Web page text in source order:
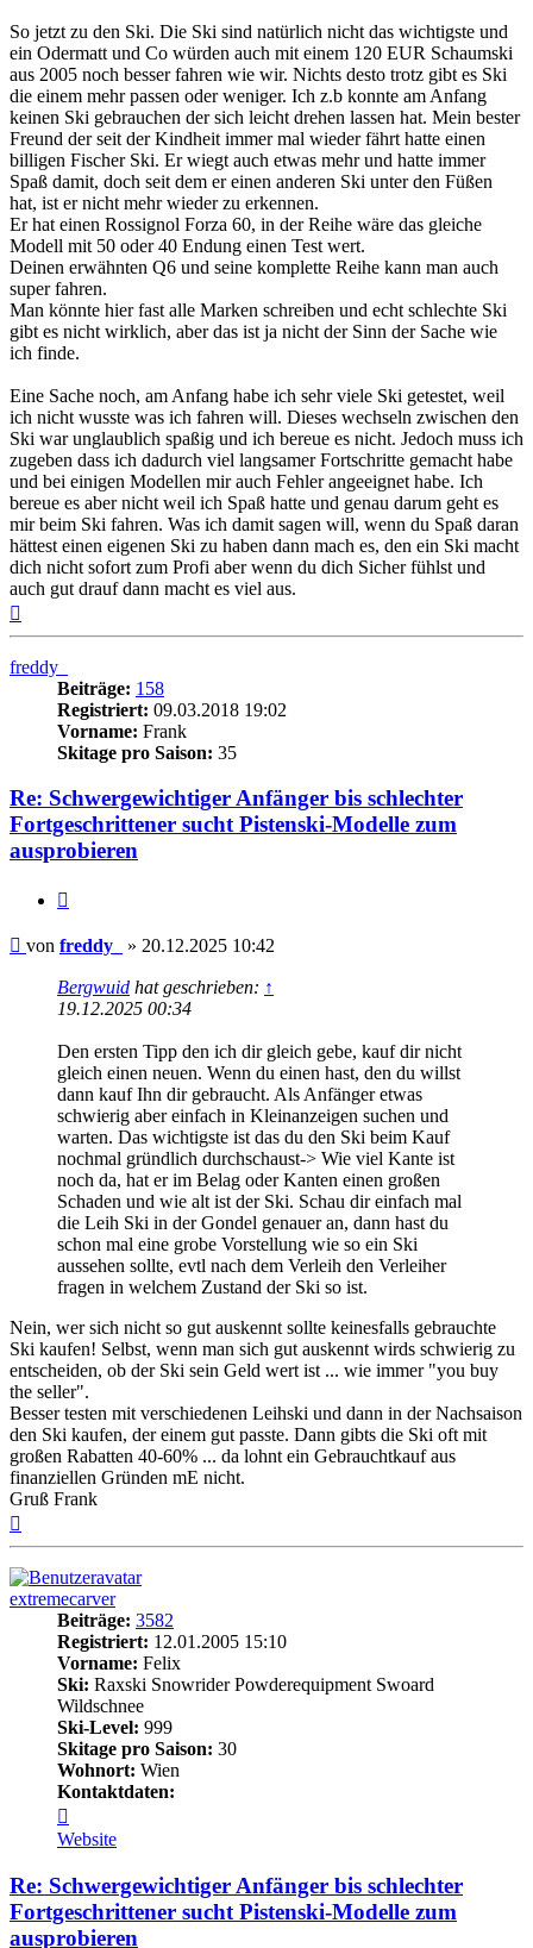
So jetzt zu den Ski. Die Ski sind natürlich nicht das wichtigste und
ein Odermatt und Co würden auch mit einem 120 EUR Schaumski
aus 2005 noch besser fahren wie wir. Nichts desto trotz gibt es Ski
die einem mehr passen oder weniger. Ich z.b konnte am Anfang
keinen Ski gebrauchen der sich leicht drehen lassen hat. Mein bester
Freund der seit der Kindheit immer mal wieder fährt hatte einen
billigen Fischer Ski. Er wiegt auch etwas mehr und hatte immer
Spaß damit, doch seit dem er einen anderen Ski unter den Füßen
hat, ist er nicht mehr wieder zu erkennen.
Er hat einen Rossignol Forza 60, in der Reihe wäre das gleiche
Modell mit 50 oder 40 Endung einen Test wert.
Deinen erwähnten Q6 und seine komplette Reihe kann man auch
super fahren.
Man könnte hier fast alle Marken schreiben und echt schlechte Ski
gibt es nicht wirklich, aber das ist ja nicht der Sinn der Sache wie
ich finde.
Eine Sache noch, am Anfang habe ich sehr viele Ski getestet, weil
ich nicht wusste was ich fahren will. Dieses wechseln zwischen den
Ski war unglaublich spaßig und ich bereue es nicht. Jedoch muss ich
zugeben dass ich dadurch viel langsamer Fortschritte gemacht habe
und bei einigen Modellen mir auch Fehler angeeignet habe. Ich
bereue es aber nicht weil ich Spaß hatte und genau darum geht es
mir beim Ski fahren. Was ich damit sagen will, wenn du Spaß daran
hättest einen eigenen Ski zu haben dann mach es, den ein Ski macht
dich nicht sofort zum Profi aber wenn du dich Sicher fühlst und
auch gut drauf dann macht es viel aus.
freddy_
Beiträge: 158
Registriert: 09.03.2018 19:02
Vorname: Frank
Skitage pro Saison: 35
Re: Schwergewichtiger Anfänger bis schlechter
Fortgeschrittener sucht Pistenski-Modelle zum
ausprobieren
Beitrag
von freddy_ » 20.12.2025 10:42
Bergwuid hat geschrieben: ↑
19.12.2025 00:34
Den ersten Tipp den ich dir gleich gebe, kauf dir nicht
gleich einen neuen. Wenn du einen hast, den du willst
dann kauf Ihn dir gebraucht. Als Anfänger etwas
schwierig aber einfach in Kleinanzeigen suchen und
warten. Das wichtigste ist das du den Ski beim Kauf
nochmal gründlich durchschaust-> Wie viel Kante ist
noch da, hat er im Belag oder Kanten einen großen
Schaden und wie alt ist der Ski. Schau dir einfach mal
die Leih Ski in der Gondel genauer an, dann hast du
schon mal eine grobe Vorstellung wie so ein Ski
aussehen sollte, evtl nach dem Verleih den Verleiher
fragen in welchem Zustand der Ski so ist.
Nein, wer sich nicht so gut auskennt sollte keinesfalls gebrauchte
Ski kaufen! Selbst, wenn man sich gut auskennt wirds schwierig zu
entscheiden, ob der Ski sein Geld wert ist ... wie immer "you buy
the seller".
Besser testen mit verschiedenen Leihski und dann in der Nachsaison
den Ski kaufen, der einem gut passte. Dann gibts die Ski oft mit
großen Rabatten 40-60% ... da lohnt ein Gebrauchtkauf aus
finanziellen Gründen mE nicht.
Gruß Frank
extremecarver
Beiträge: 3582
Registriert: 12.01.2005 15:10
Vorname: Felix
Ski: Raxski Snowrider Powderequipment Swoard
Wildschnee
Ski-Level: 999
Skitage pro Saison: 30
Wohnort: Wien
Kontaktdaten:
von
extremecarver
Website
Re: Schwergewichtiger Anfänger bis schlechter
Fortgeschrittener sucht Pistenski-Modelle zum
ausprobieren